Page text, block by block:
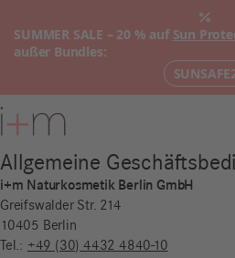
SUMMER SALE – 20 % auf Sun
außer Bundles:
Zum
Hauptinhalt
Allgemeine
i+m Naturkosmetik Berlin GmbH
Greifswalder Str. 214
10405 Berlin
Tel.: +49 (30) 4432 4840-10